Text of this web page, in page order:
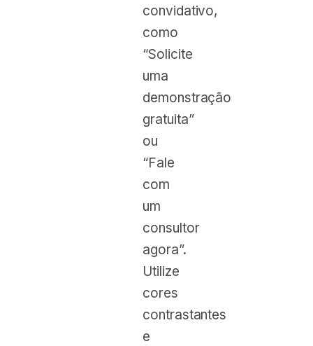
convidativo,
como
“Solicite
uma
demonstração
gratuita”
ou
“Fale
com
um
consultor
agora”.
Utilize
cores
contrastantes
e